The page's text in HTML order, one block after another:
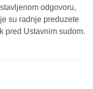
odgovoru,
su radnje preduzete
pred Ustavnim sudom.